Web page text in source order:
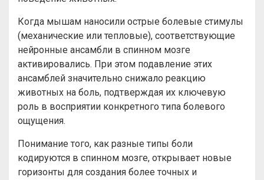
Когда мышам наносили острые болевые стимулы
(механические или тепловые), соответствующие
нейронные ансамбли в спинном мозге
активировались. При этом подавление этих
ансамблей значительно снижало реакцию
животных на боль, подтверждая их ключевую
роль в восприятии конкретного типа болевого
ощущения.
Понимание того, как разные типы боли
кодируются в спинном мозге, открывает новые
горизонты для создания более точных и